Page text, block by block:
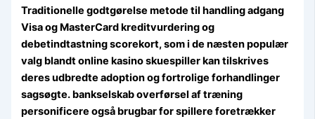
Traditionelle godtgørelse metode til handling adgang
Visa og MasterCard kreditvurdering og
debetindtastning scorekort, som i de næsten populær
valg blandt online kasino skuespiller kan tilskrives
deres udbredte adoption og fortrolige forhandlinger
sagsøgte. bankselskab overførsel af træning
personificere også brugbar for spillere foretrækker